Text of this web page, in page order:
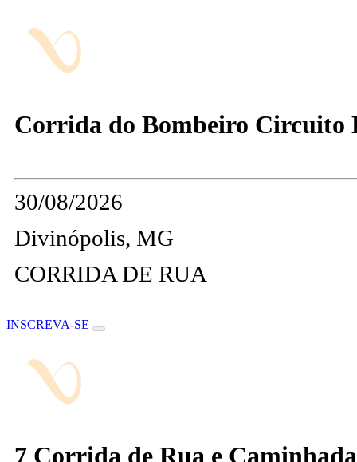
Corrida do Bombeiro Circuito
30/08/2026
Divinópolis, MG
CORRIDA DE RUA
INSCREVA-SE
7 Corrida de Rua e